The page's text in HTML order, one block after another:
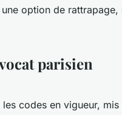
option de rattrapage,
parisien
codes en vigueur, mis